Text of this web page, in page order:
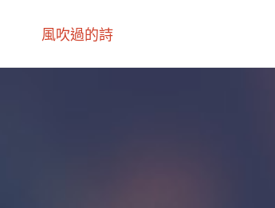
風吹過的詩